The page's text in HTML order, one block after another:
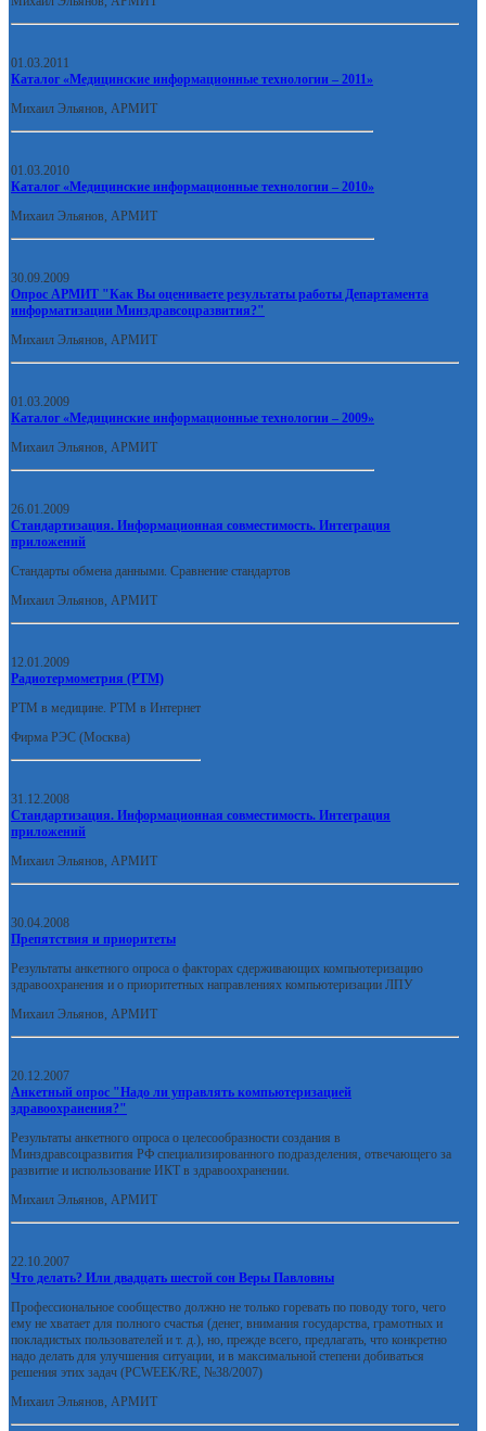
01.03.2011
Каталог «Медицинские информационные технологии – 2011»
Михаил Эльянов, АРМИТ
01.03.2010
Каталог «Медицинские информационные технологии – 2010»
Михаил Эльянов, АРМИТ
30.09.2009
Опрос АРМИТ "Как Вы оцениваете результаты работы Департамента
информатизации Минздравсоцразвития?"
Михаил Эльянов, АРМИТ
01.03.2009
Каталог «Медицинские информационные технологии – 2009»
Михаил Эльянов, АРМИТ
26.01.2009
Стандартизация. Информационная совместимость. Интеграция
приложений
Стандарты обмена данными. Сравнение стандартов
Михаил Эльянов, АРМИТ
12.01.2009
Радиотермометрия (РТМ)
РТМ в медицине. РТМ в Интернет
Фирма РЭС (Москва)
31.12.2008
Стандартизация. Информационная совместимость. Интеграция
приложений
Михаил Эльянов, АРМИТ
30.04.2008
Препятствия и приоритеты
Результаты анкетного опроса о факторах сдерживающих компьютеризацию
здравоохранения и о приоритетных направлениях компьютеризации ЛПУ
Михаил Эльянов, АРМИТ
20.12.2007
Анкетный опрос "Надо ли управлять компьютеризацией
здравоохранения?"
Результаты анкетного опроса о целесообразности создания в
Минздравсоцразвития РФ специализированного подразделения, отвечающего за
развитие и использование ИКТ в здравоохранении.
Михаил Эльянов, АРМИТ
22.10.2007
Что делать? Или двадцать шестой сон Веры Павловны
Профессиональное сообщество должно не только горевать по поводу того, чего
ему не хватает для полного счастья (денег, внимания государства, грамотных и
покладистых пользователей и т. д.), но, прежде всего, предлагать, что конкретно
надо делать для улучшения ситуации, и в максимальной степени добиваться
решения этих задач (PCWEEK/RE, №38/2007)
Михаил Эльянов, АРМИТ